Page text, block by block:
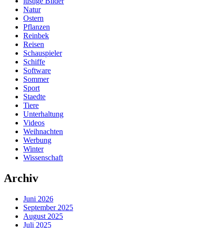
Natur
Ostern
Pflanzen
Reinbek
Reisen
Schauspieler
Schiffe
Software
Sommer
Sport
Staedte
Tiere
Unterhaltung
Videos
Weihnachten
Werbung
Winter
Wissenschaft
Archiv
Juni 2026
September 2025
August 2025
Juli 2025